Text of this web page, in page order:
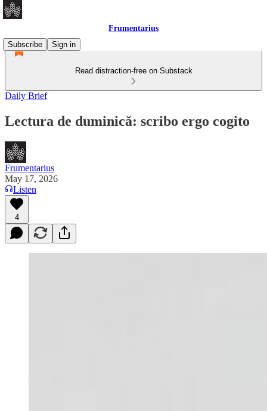
Frumentarius
Subscribe
Sign in
Read distraction-free on Substack
Daily Brief
Lectura de duminică: scribo ergo cogito
Frumentarius
May 17, 2026
Listen
4